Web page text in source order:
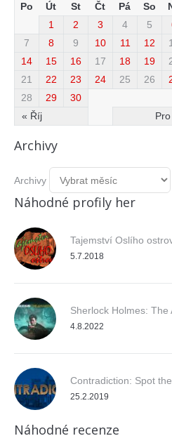
Po
Út St Čt Pá So
« Říj
1 2 3 4 5
7
8 9 10 11 12
14
15 16 17 18 19
21
22 23 24 25 26
28
29 30
Archivy
Archivy
Náhodné profily her
Tajemství Oslího
5.7.2018
Sherlock Holmes:
4.8.2022
Contradiction: Spot
25.2.2019
Náhodné recenze